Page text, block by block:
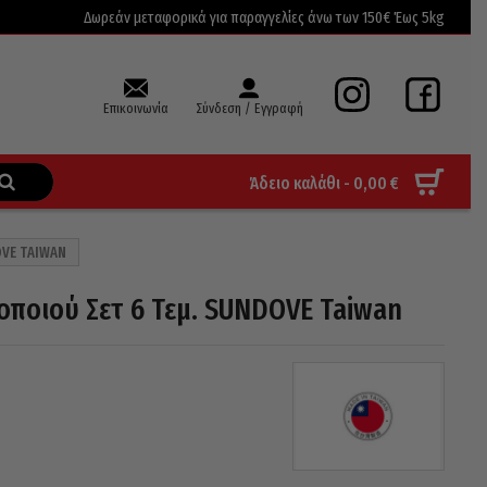
Δωρεάν μεταφορικά για παραγγελίες άνω των 150€ Έως 5kg
Επικοινωνία Σύνδεση / Εγγραφή
Άδειο καλάθι - 0,00 €
TAIWAN
Σετ 6 Τεμ. SUNDOVE Taiwan